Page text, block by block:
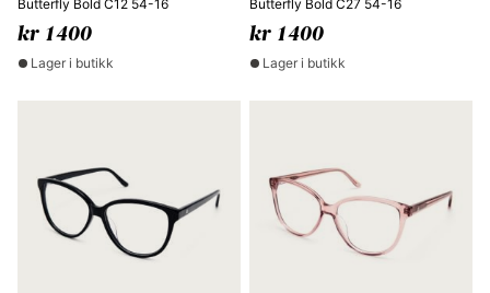
Butterfly Bold C12 54-16
kr 1400
Lager i butikk
Butterfly Bold C27 54-16
kr 1400
Lager i butikk